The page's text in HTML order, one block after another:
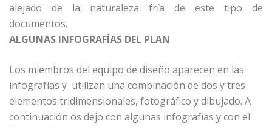
alejado de la naturaleza fría de este tipo de
documentos.
ALGUNAS INFOGRAFÍAS DEL PLAN
Los miembros del equipo de diseño aparecen en las
infografías y utilizan una combinación de dos y tres
elementos tridimensionales, fotográfico y dibujado. A
continuación os dejo con algunas infografías y con el